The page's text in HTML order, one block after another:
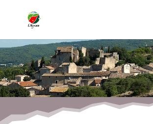
Démarches Administratives